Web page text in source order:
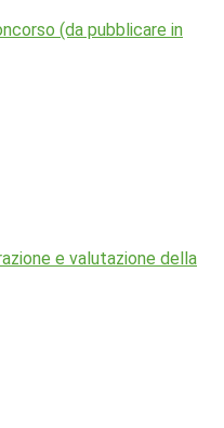
(da pubblicare in
e valutazione della